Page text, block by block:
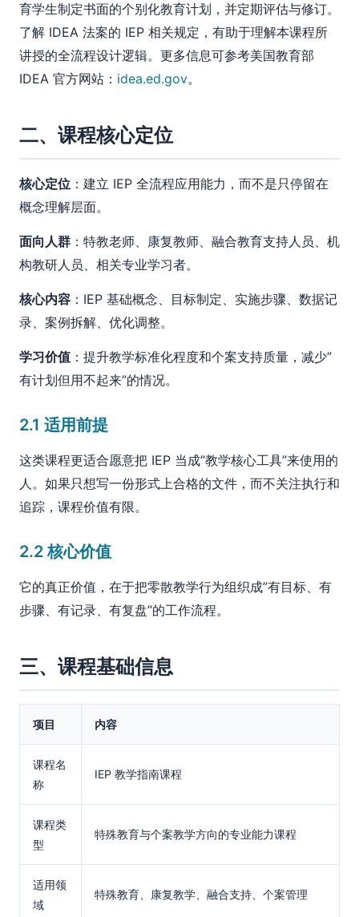
育学生制定书面的个别化教育计划，并定期评估与修订。
了解 IDEA 法案的 IEP 相关规定，有助于理解本课程所
讲授的全流程设计逻辑。更多信息可参考美国教育部
IDEA 官方网站： idea.ed.gov。
二、课程核心定位
核心定位 ：建立 IEP 全流程应用能力，而不是只停留在
概念理解层面。
面向人群 ：特教老师、康复教师、融合教育支持人员、机
构教研人员、相关专业学习者。
核心内容 ：IEP 基础概念、目标制定、实施步骤、数据记
录、案例拆解、优化调整。
学习价值 ：提升教学标准化程度和个案支持质量，减少”
有计划但用不起来”的情况。
2.1 适用前提
这类课程更适合愿意把 IEP 当成”教学核心工具”来使用的
人。如果只想写一份形式上合格的文件，而不关注执行和
追踪，课程价值有限。
2.2 核心价值
它的真正价值，在于把零散教学行为组织成”有目标、有
步骤、有记录、有复盘”的工作流程。
三、课程基础信息
项目 内容
课程名
称
IEP 教学指南课程
课程类
型
特殊教育与个案教学方向的专业能力课程
适用领
域
特殊教育、康复教学、融合支持、个案管理